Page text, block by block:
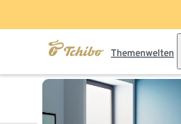
Themenwelten